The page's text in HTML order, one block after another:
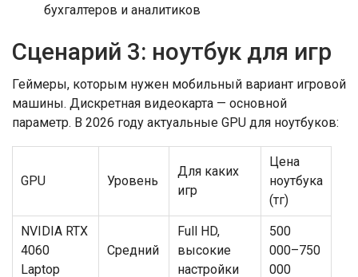
бухгалтеров и аналитиков
Сценарий 3: ноутбук для игр
Геймеры, которым нужен мобильный вариант игровой
машины. Дискретная видеокарта — основной
параметр. В 2026 году актуальные GPU для ноутбуков:
GPU Уровень
Для каких
игр
Цена
ноутбука
(тг)
NVIDIA RTX
4060
Laptop
Средний
Full HD,
высокие
настройки
500
000–750
000